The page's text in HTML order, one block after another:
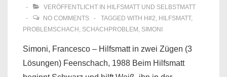
VERÖFFENTLICHT IN HILFSMATT UND SELBSTMATT
NO COMMENTS
TAGGED WITH H#2, HILFSMATT,
PROBLEMSCHACH , SCHACHPROBLEM , SIMONI
Simoni, Francesco – Hilfsmatt in zwei Zügen (3
Lösungen) Feenschach, 1988 Beim Hilfsmatt